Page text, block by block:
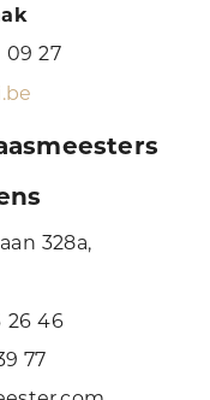
09 27
328a,
26 46
77